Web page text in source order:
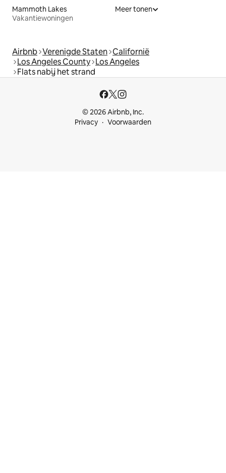
Mammoth Lakes
Vakantiewoningen
Meer tonen
Airbnb Verenigde Staten Californië
Los Angeles County Los Angeles
Flats nabij het strand
© 2026 Airbnb, Inc.
Privacy
Voorwaarden